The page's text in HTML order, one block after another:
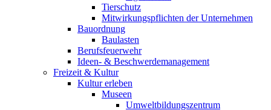
Tierschutz
Mitwirkungspflichten der Unternehmen
Bauordnung
Baulasten
Berufsfeuerwehr
Ideen- & Beschwerdemanagement
Freizeit & Kultur
Kultur erleben
Museen
Umweltbildungszentrum